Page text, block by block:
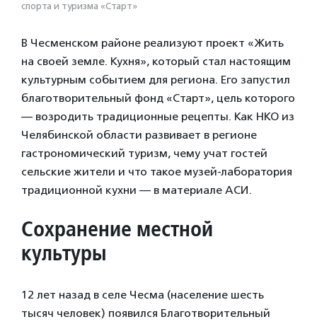
спорта и туризма «Старт»
В Чесменском районе реализуют проект «Жить
на своей земле. Кухня», который стал настоящим
культурным событием для региона. Его запустил
благотворительный фонд «Старт», цель которого
— возродить традиционные рецепты. Как НКО из
Челябинской области развивает в регионе
гастрономический туризм, чему учат гостей
сельские жители и что такое музей-лаборатория
традиционной кухни — в материале АСИ.
Сохранение местной
культуры
12 лет назад в селе Чесма (население шесть
тысяч человек) появился Благотворительный